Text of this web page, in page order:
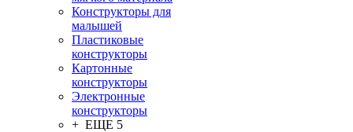
Конструкторы для
малышей
Пластиковые
конструкторы
Картонные
конструкторы
Электронные
конструкторы
+ ЕЩЕ 5